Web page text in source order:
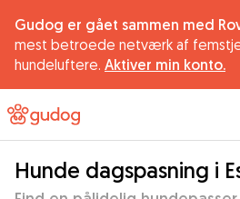
Gudog er gået sammen med
mest betroede netværk af
hundeluftere. Aktiver min konto.
Hunde dagspasning i